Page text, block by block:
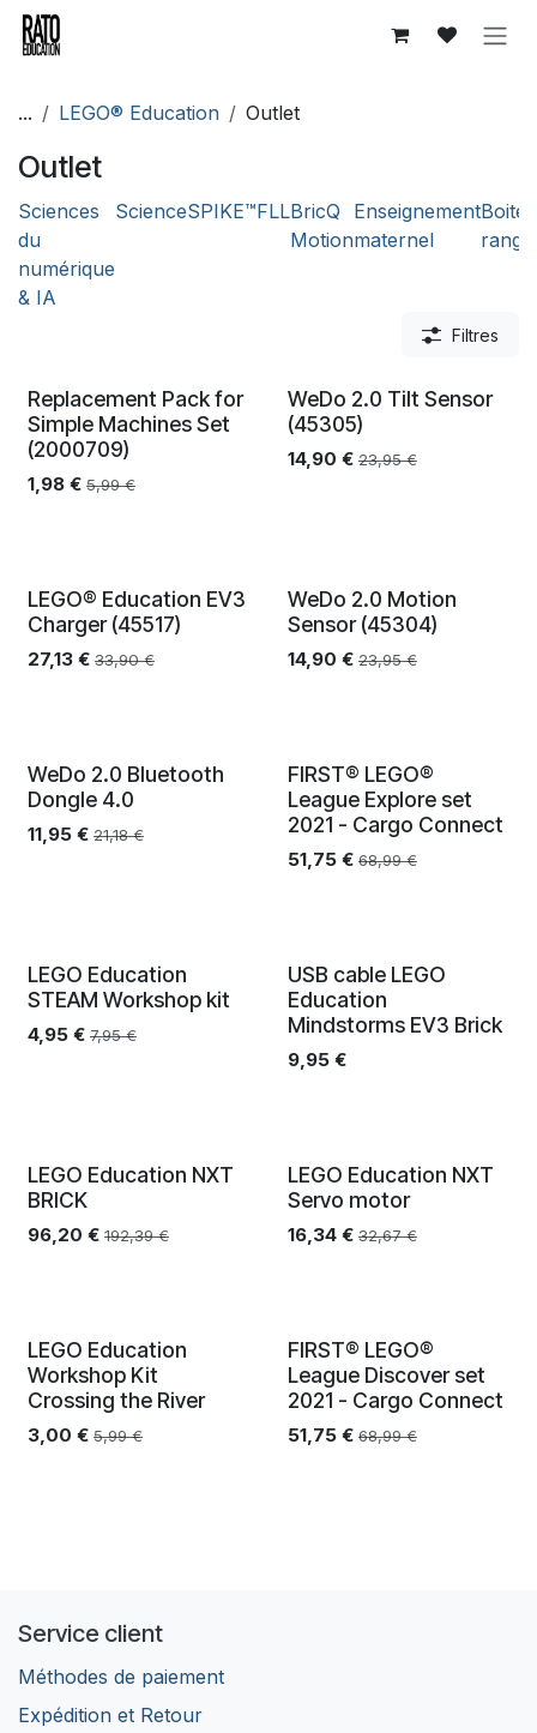
Se rendre au contenu
... LEGO® Education Outlet
Outlet
Sciences
du
numérique
& IA
ScienceSPIKE™FLLBricQ
Motion
Enseignement
maternel
Filtres
End Of Life
Replacement Pack for
Simple Machines Set
(2000709)
1,98 € 5,99€
End Of Life
WeDo 2.0 Tilt Sensor
(45305)
14,90 € 23,95€
End Of Life
LEGO® Education EV3
Charger (45517)
27,13 € 33,90€
End Of Life
WeDo 2.0 Motion
Sensor (45304)
14,90 € 23,95€
End Of Life
WeDo 2.0 Bluetooth
Dongle 4.0
11,95 € 21,18€
End Of Life
FIRST® LEGO®
League Explore set
2021 - Cargo Connect
51,75€ 68,99€
End Of Life
LEGO Education
STEAM Workshop kit
4,95 € 7,95€
USB cable LEGO
Education
Mindstorms EV3 Brick
9,95€
End Of Life
LEGO Education NXT
BRICK
96,20 € 192,39€
End Of Life
LEGO Education NXT
Servo motor
16,34€ 32,67€
End Of Life
LEGO Education
Workshop Kit
Crossing the River
3,00 € 5,99€
End Of Life
FIRST® LEGO®
League Discover set
2021 - Cargo Connect
51,75€ 68,99€
Service client
Méthodes de paiement
Expédition et Retour